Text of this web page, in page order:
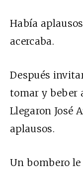
Había
acercaba.
Después
tomar y beber
Llegaron José
aplausos.
Un bombero